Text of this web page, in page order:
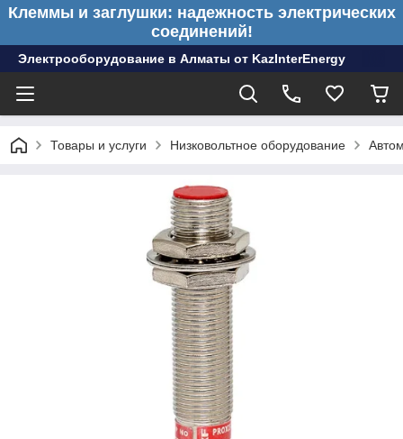
Клеммы и заглушки: надежность электрических
соединений!
Электрооборудование в Алматы от KazInterEnergy
Товары и услуги Низковольтное оборудование